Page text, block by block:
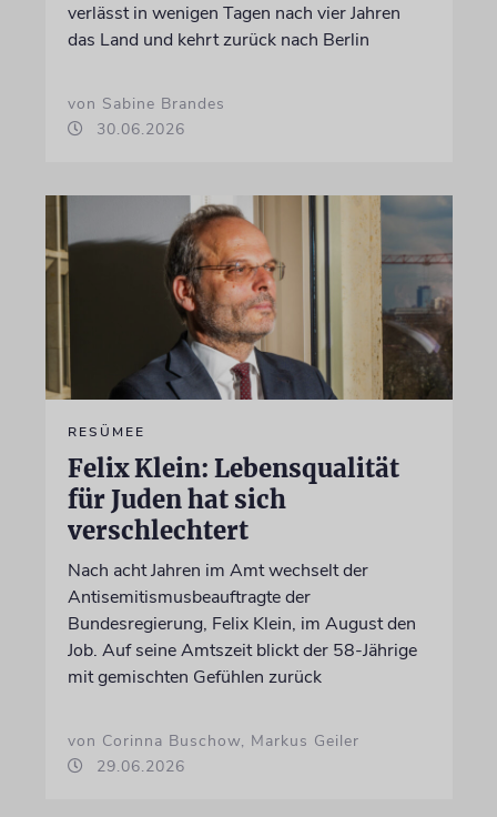
verlässt in wenigen Tagen nach vier Jahren
das Land und kehrt zurück nach Berlin
von Sabine Brandes
30.06.2026
RESÜMEE
Felix Klein: Lebensqualität
für Juden hat sich
verschlechtert
Nach acht Jahren im Amt wechselt der
Antisemitismusbeauftragte der
Bundesregierung, Felix Klein, im August den
Job. Auf seine Amtszeit blickt der 58-Jährige
mit gemischten Gefühlen zurück
von Corinna Buschow, Markus Geiler
29.06.2026